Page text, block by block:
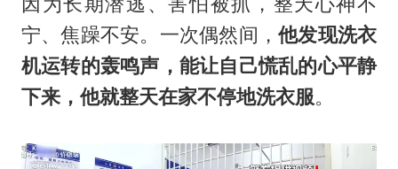
宁、焦躁不安。一次偶然间，他发现洗衣
机运转的轰鸣声，能让自己慌乱的心平静
下来，他就整天在家不停地洗衣服。